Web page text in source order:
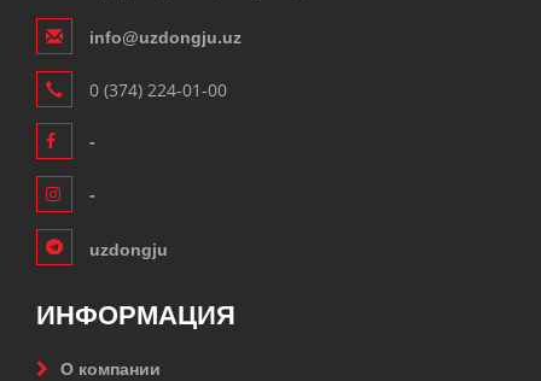
info@uzdongju.uz
0 (374) 224-01-00
-
-
uzdongju
ИНФОРМАЦИЯ
О компании